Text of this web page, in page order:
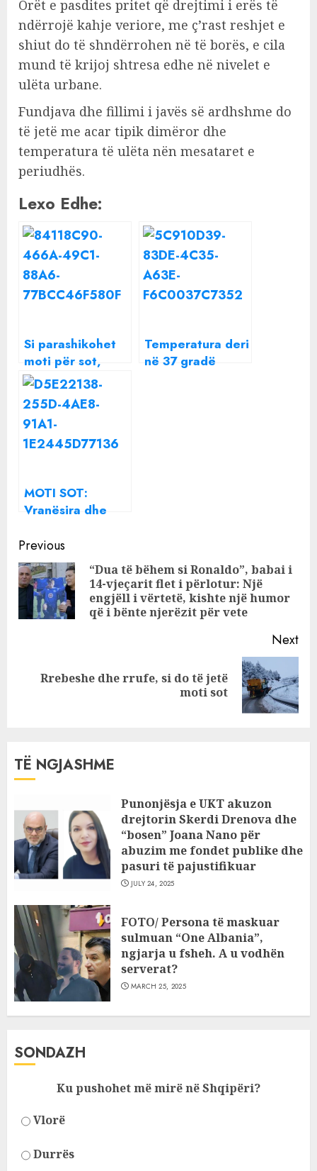
Orët e pasdites pritet që drejtimi i erës të
ndërrojë kahje veriore, me ç’rast reshjet e
shiut do të shndërrohen në të borës, e cila
mund të krijoj shtresa edhe në nivelet e
ulëta urbane.
Fundjava dhe fillimi i javës së ardhshme do
të jetë me acar tipik dimëror dhe
temperatura të ulëta nën mesataret e
periudhës.
Lexo Edhe:
Si parashikohet
moti për sot,
temperatura deri
në 37 gradë
celsius
Temperatura deri
në 37 gradë
MOTI SOT:
Vranësira dhe
në 18 gradë
celsius!
Continue
Reading
Previous
“Dua të bëhem si Ronaldo”, babai i
14-vjeçarit flet i përlotur: Një
engjëll i vërtetë, kishte një humor
që i bënte njerëzit për vete
Next
NextRrebeshe dhe rrufe, si do të jetë
moti sot
TË NGJASHME
Punonjësja e UKT akuzon
drejtorin Skerdi Drenova dhe
“bosen” Joana Nano për
abuzim me fondet publike dhe
pasuri të pajustifikuar
JULY 24, 2025
FOTO/ Persona të maskuar
sulmuan “One Albania”,
ngjarja u fsheh. A u vodhën
serverat?
MARCH 25, 2025
SONDAZH
Ku pushohet më mirë në Shqipëri?
Vlorë
Durrës